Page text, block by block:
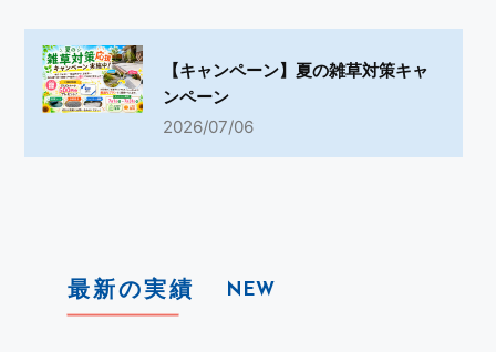
【キャンペーン】夏の雑草対策キャ
ンペーン
2026/07/06
最新の実績 NEW